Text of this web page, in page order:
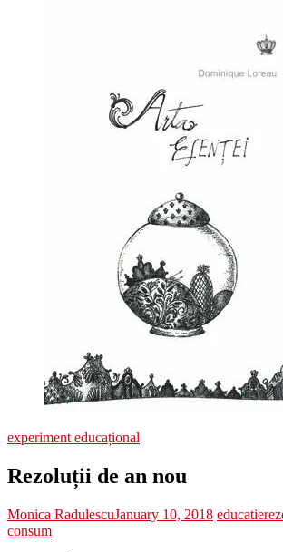
experiment educațional
Rezoluții de an nou
Monica RadulescuJanuary 10, 2018 educatie
consum